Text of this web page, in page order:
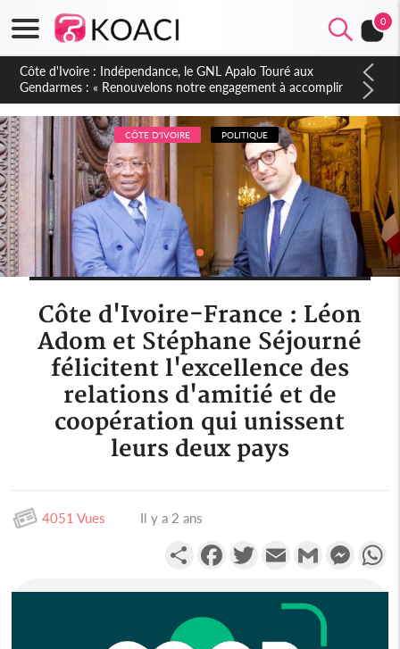
0
Sierra Leone : Un projet de réforme constitutionnelle en
gestation, points clés des amendements, un exclu d'avance
CÔTE D'IVOIRE POLITIQUE
Côte d'Ivoire-France : Léon
Adom et Stéphane Séjourné
félicitent l'excellence des
relations d'amitié et de
coopération qui unissent
leurs deux pays
4051 Vues Il y a 2 ans
PartagerFacebookTwitterEmail Gmail